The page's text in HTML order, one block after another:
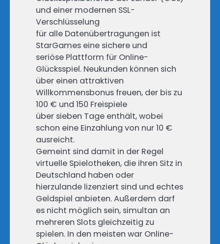
und einer modernen SSL-
Verschlüsselung
für alle Datenübertragungen ist
StarGames eine sichere und
seriöse Plattform für Online-
Glücksspiel. Neukunden können sich
über einen attraktiven
Willkommensbonus freuen, der bis zu
100 € und 150 Freispiele
über sieben Tage enthält, wobei
schon eine Einzahlung von nur 10 €
ausreicht.
Gemeint sind damit in der Regel
virtuelle Spielotheken, die ihren Sitz in
Deutschland haben oder
hierzulande lizenziert sind und echtes
Geldspiel anbieten. Außerdem darf
es nicht möglich sein, simultan an
mehreren Slots gleichzeitig zu
spielen. In den meisten war Online-